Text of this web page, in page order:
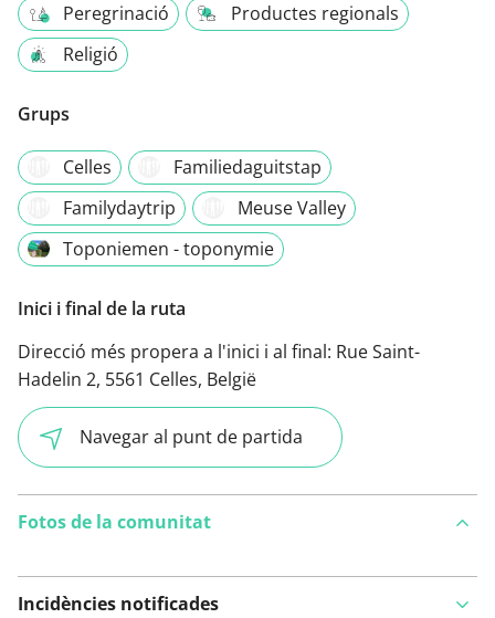
Peregrinació
Productes regionals
Religió
Grups
Celles
Familiedaguitstap
Familydaytrip
Meuse Valley
Toponiemen - toponymie
Inici i final de la ruta
Direcció més propera a l'inici i al final: Rue Saint-
Hadelin 2, 5561 Celles, België
Navegar al punt de partida
Fotos de la comunitat
Incidències notificades